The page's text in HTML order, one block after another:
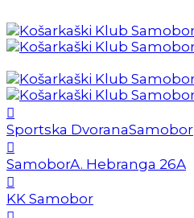
Sportska DvoranaSamobor
SamoborA. Hebranga 26A
KK Samobor